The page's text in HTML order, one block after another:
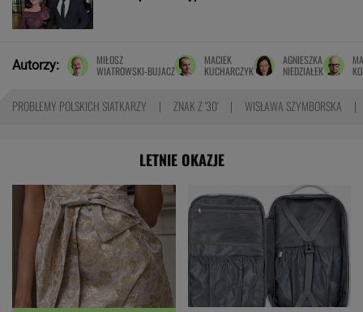
Autorzy:
MIŁOSZ
WIATROWSKI-BUJACZ
MACIEK
KUCHARCZYK
AGNIESZKA
NIEDZIAŁEK
PROBLEMY POLSKICH SIATKARZY ZNAK Z '30' WISŁAWA SZYMBORSKA
LETNIE OKAZJE